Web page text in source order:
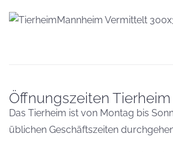
Öffnungszeiten Tierheim
Das Tierheim ist von Montag bis
üblichen Geschäftszeiten